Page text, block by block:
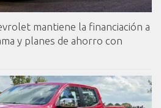
mantiene la financiación a
y planes de ahorro con